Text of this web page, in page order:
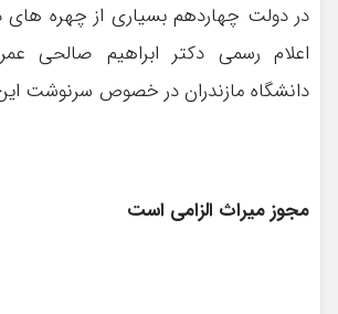
در دولت چهاردهم بسیاری از چهره های
اعلام رسمی دکتر ابراهیم صالحی
دانشگاه مازندران در خصوص سرنوشت
مجوز میراث الزامی است